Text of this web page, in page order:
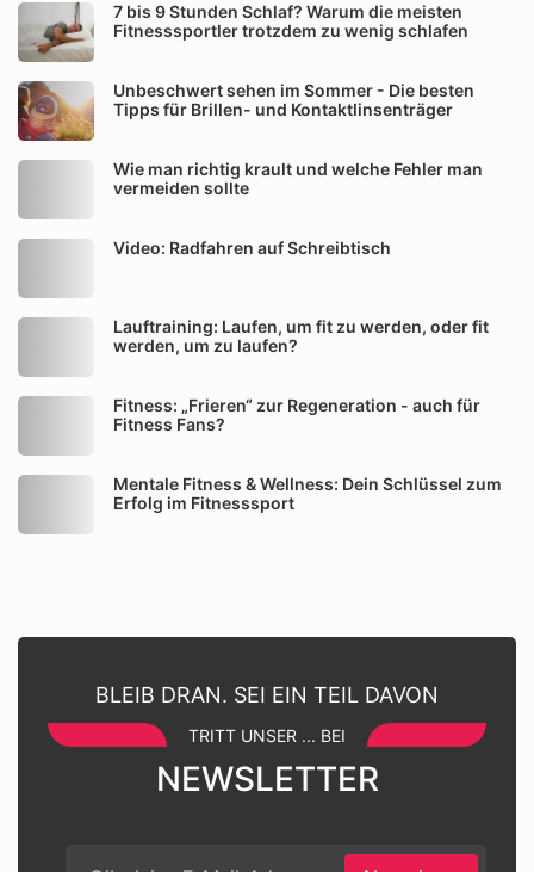
7 bis 9 Stunden Schlaf? Warum die meisten
Fitnesssportler trotzdem zu wenig schlafen
Unbeschwert sehen im Sommer - Die besten
Tipps für Brillen- und Kontaktlinsenträger
Wie man richtig krault und welche Fehler man
vermeiden sollte
Video: Radfahren auf Schreibtisch
Lauftraining: Laufen, um fit zu werden, oder fit
werden, um zu laufen?
Fitness: „Frieren“ zur Regeneration - auch für
Fitness Fans?
Mentale Fitness & Wellness: Dein Schlüssel zum
Erfolg im Fitnesssport
BLEIB DRAN. SEI EIN TEIL DAVON
TRITT UNSER ... BEI
NEWSLETTER